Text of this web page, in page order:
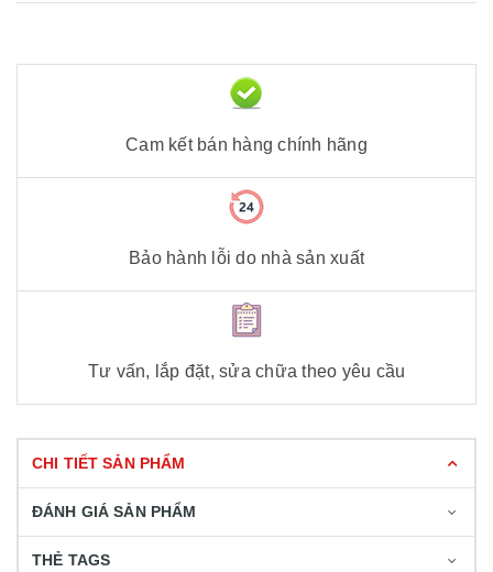
Cam kết bán hàng chính hãng
Bảo hành lỗi do nhà sản xuất
Tư vấn, lắp đặt, sửa chữa theo yêu cầu
CHI TIẾT SẢN PHẨM
ĐÁNH GIÁ SẢN PHẨM
THẺ TAGS